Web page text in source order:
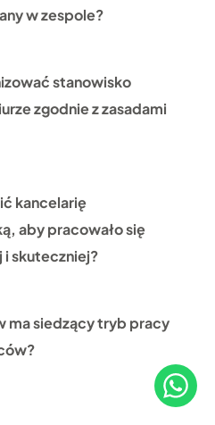
w zespole?
stanowisko
zgodnie z zasadami
kancelarię
aby pracowało się
skuteczniej?
ma siedzący tryb pracy